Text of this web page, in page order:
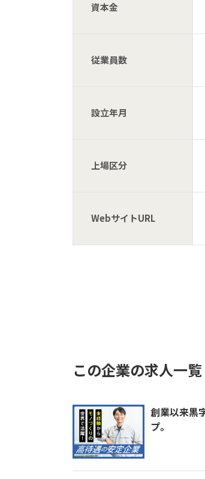
資本金
従業員数
設立年月
上場区分
WebサイトURL
この企業の求人一覧
創業以来黒
プ。